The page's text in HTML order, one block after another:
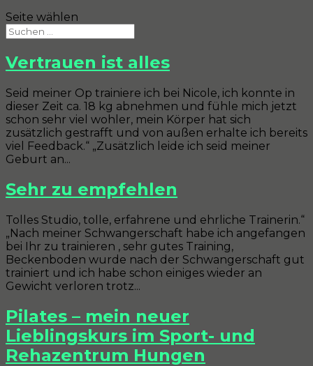
Seite wählen
Vertrauen ist alles
Seid meiner Op trainiere ich bei Nicole, ich konnte in
dieser Zeit ca. 18 kg abnehmen und fühle mich jetzt
schon sehr viel wohler, mein Körper hat sich
zusätzlich gestrafft und von außen erhalte ich bereits
viel Feedback.“ „Zusätzlich leide ich seid meiner
Geburt an...
Sehr zu empfehlen
Tolles Studio, tolle, erfahrene und ehrliche Trainerin.“
„Nach meiner Schwangerschaft habe ich angefangen
bei Ihr zu trainieren , sehr gutes Training,
Beckenboden wurde nach der Schwangerschaft gut
trainiert und ich habe schon einiges wieder an
Gewicht verloren trotz...
Pilates – mein neuer
Lieblingskurs im Sport- und
Rehazentrum Hungen